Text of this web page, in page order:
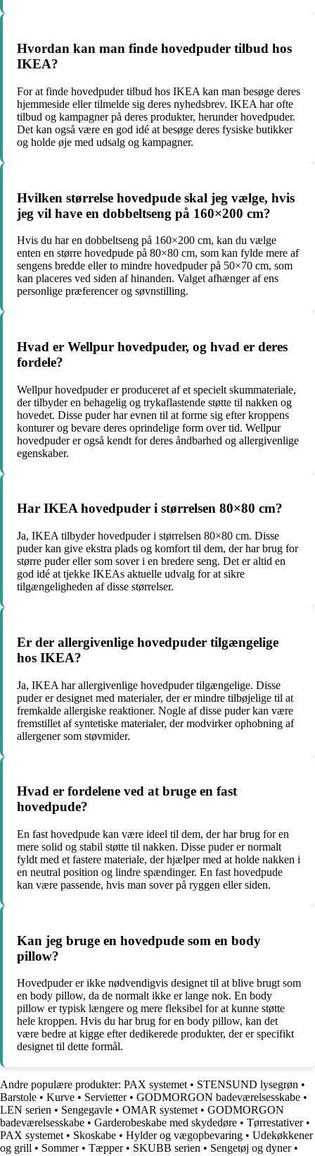
Hvordan kan man finde hovedpuder tilbud hos
IKEA?
For at finde hovedpuder tilbud hos IKEA kan man besøge deres
hjemmeside eller tilmelde sig deres nyhedsbrev. IKEA har ofte
tilbud og kampagner på deres produkter, herunder hovedpuder.
Det kan også være en god idé at besøge deres fysiske butikker
og holde øje med udsalg og kampagner.
Hvilken størrelse hovedpude skal jeg vælge, hvis
jeg vil have en dobbeltseng på 160×200 cm?
Hvis du har en dobbeltseng på 160×200 cm, kan du vælge
enten en større hovedpude på 80×80 cm, som kan fylde mere af
sengens bredde eller to mindre hovedpuder på 50×70 cm, som
kan placeres ved siden af hinanden. Valget afhænger af ens
personlige præferencer og søvnstilling.
Hvad er Wellpur hovedpuder, og hvad er deres
fordele?
Wellpur hovedpuder er produceret af et specielt skummateriale,
der tilbyder en behagelig og trykaflastende støtte til nakken og
hovedet. Disse puder har evnen til at forme sig efter kroppens
konturer og bevare deres oprindelige form over tid. Wellpur
hovedpuder er også kendt for deres åndbarhed og allergivenlige
egenskaber.
Har IKEA hovedpuder i størrelsen 80×80 cm?
Ja, IKEA tilbyder hovedpuder i størrelsen 80×80 cm. Disse
puder kan give ekstra plads og komfort til dem, der har brug for
større puder eller som sover i en bredere seng. Det er altid en
god idé at tjekke IKEAs aktuelle udvalg for at sikre
tilgængeligheden af disse størrelser.
Er der allergivenlige hovedpuder tilgængelige
hos IKEA?
Ja, IKEA har allergivenlige hovedpuder tilgængelige. Disse
puder er designet med materialer, der er mindre tilbøjelige til at
fremkalde allergiske reaktioner. Nogle af disse puder kan være
fremstillet af syntetiske materialer, der modvirker ophobning af
allergener som støvmider.
Hvad er fordelene ved at bruge en fast
hovedpude?
En fast hovedpude kan være ideel til dem, der har brug for en
mere solid og stabil støtte til nakken. Disse puder er normalt
fyldt med et fastere materiale, der hjælper med at holde nakken i
en neutral position og lindre spændinger. En fast hovedpude
kan være passende, hvis man sover på ryggen eller siden.
Kan jeg bruge en hovedpude som en body
pillow?
Hovedpuder er ikke nødvendigvis designet til at blive brugt som
en body pillow, da de normalt ikke er lange nok. En body
pillow er typisk længere og mere fleksibel for at kunne støtte
hele kroppen. Hvis du har brug for en body pillow, kan det
være bedre at kigge efter dedikerede produkter, der er specifikt
designet til dette formål.
Andre populære produkter: PAX systemet• STENSUND lysegrøn •
Barstole • Kurve • Servietter• GODMORGON badeværelsesskabe •
LEN serien • Sengegavle • OMAR systemet• GODMORGON
badeværelsesskabe • Garderobeskabe med skydedøre • Tørrestativer•
PAX systemet• Skoskabe • Hylder og vægopbevaring • Udekøkkener
og grill • Sommer• Tæpper• SKUBB serien • Sengetøj og dyner•